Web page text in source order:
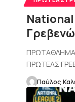
ΠΡΩΤΑΘΛΗΜΑ
ΠΡΩΤΕΑΣ
Παύλος